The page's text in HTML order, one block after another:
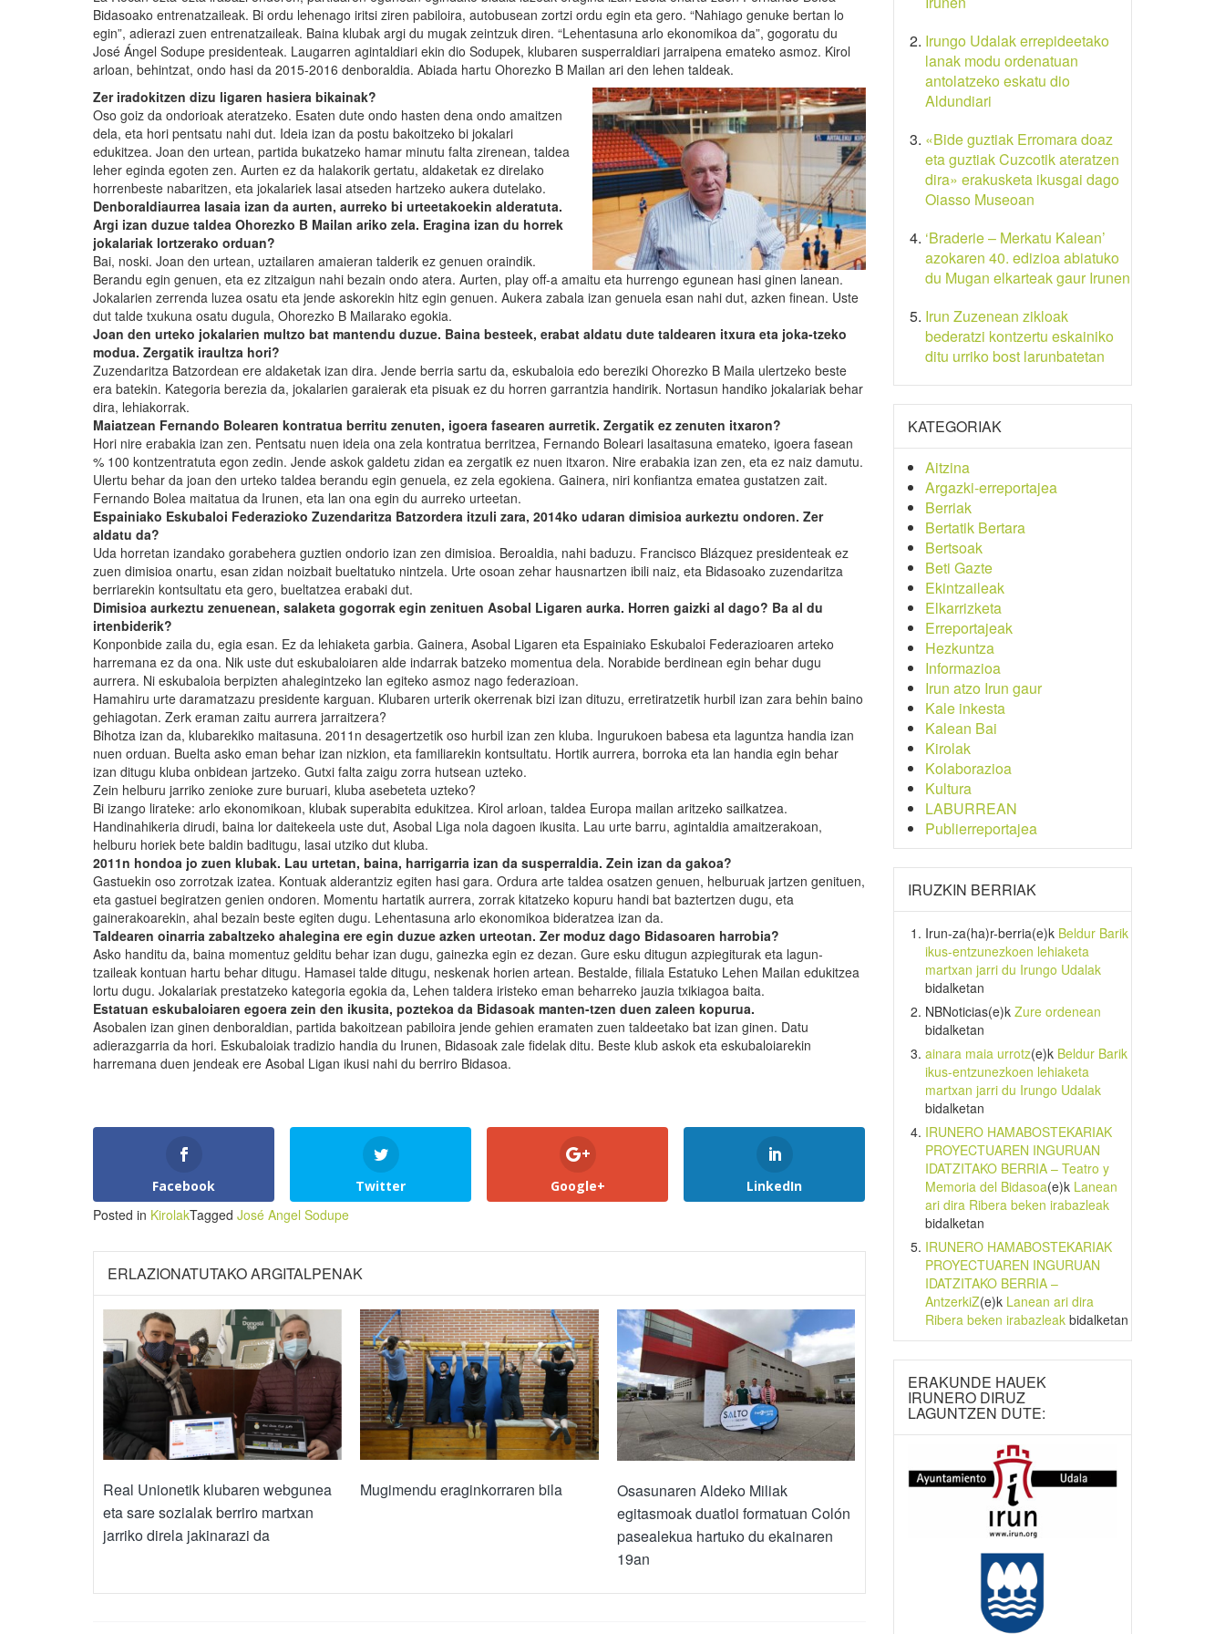
Bidasoako entrenatzaileak. Bi ordu lehenago iritsi ziren pabiloira, autobusean zortzi ordu egin eta gero. “Nahiago genuke bertan lo
egin”, adierazi zuen entrenatzaileak. Baina klubak argi du mugak zeintzuk diren. “Lehentasuna arlo ekonomikoa da”, gogoratu du
José Ángel Sodupe presidenteak. Laugarren agintaldiari ekin dio Sodupek, klubaren susperraldiari jarraipena emateko asmoz. Kirol
arloan, behintzat, ondo hasi da 2015-2016 denboraldia. Abiada hartu Ohorezko B Mailan ari den lehen taldeak.
Zer iradokitzen dizu ligaren hasiera bikainak?
Oso goiz da ondorioak ateratzeko. Esaten dute ondo hasten dena ondo amaitzen
dela, eta hori pentsatu nahi dut. Ideia izan da postu bakoitzeko bi jokalari
edukitzea. Joan den urtean, partida bukatzeko hamar minutu falta zirenean, taldea
leher eginda egoten zen. Aurten ez da halakorik gertatu, aldaketak ez direlako
horrenbeste nabaritzen, eta jokalariek lasai atseden hartzeko aukera dutelako.
Denboraldiaurrea lasaia izan da aurten, aurreko bi urteetakoekin alderatuta.
Argi izan duzue taldea Ohorezko B Mailan ariko zela. Eragina izan du horrek
jokalariak lortzerako orduan?
Bai, noski. Joan den urtean, uztailaren amaieran talderik ez genuen oraindik.
Berandu egin genuen, eta ez zitzaigun nahi bezain ondo atera. Aurten, play off-a amaitu eta hurrengo egunean hasi ginen lanean.
Jokalarien zerrenda luzea osatu eta jende askorekin hitz egin genuen. Aukera zabala izan genuela esan nahi dut, azken finean. Uste
dut talde txukuna osatu dugula, Ohorezko B Mailarako egokia.
Joan den urteko jokalarien multzo bat mantendu duzue. Baina besteek, erabat aldatu dute taldearen itxura eta joka-tzeko
modua. Zergatik iraultza hori?
Zuzendaritza Batzordean ere aldaketak izan dira. Jende berria sartu da, eskubaloia edo bereziki Ohorezko B Maila ulertzeko beste
era batekin. Kategoria berezia da, jokalarien garaierak eta pisuak ez du horren garrantzia handirik. Nortasun handiko jokalariak behar
dira, lehiakorrak.
Maiatzean Fernando Bolearen kontratua berritu zenuten, igoera fasearen aurretik. Zergatik ez zenuten itxaron?
Hori nire erabakia izan zen. Pentsatu nuen ideia ona zela kontratua berritzea, Fernando Boleari lasaitasuna emateko, igoera fasean
% 100 kontzentratuta egon zedin. Jende askok galdetu zidan ea zergatik ez nuen itxaron. Nire erabakia izan zen, eta ez naiz damutu.
Ulertu behar da joan den urteko taldea berandu egin genuela, ez zela egokiena. Gainera, niri konfiantza ematea gustatzen zait.
Fernando Bolea maitatua da Irunen, eta lan ona egin du aurreko urteetan.
Espainiako Eskubaloi Federazioko Zuzendaritza Batzordera itzuli zara, 2014ko udaran dimisioa aurkeztu ondoren. Zer
aldatu da?
Uda horretan izandako gorabehera guztien ondorio izan zen dimisioa. Beroaldia, nahi baduzu. Francisco Blázquez presidenteak ez
zuen dimisioa onartu, esan zidan noizbait bueltatuko nintzela. Urte osoan zehar hausnartzen ibili naiz, eta Bidasoako zuzendaritza
berriarekin kontsultatu eta gero, bueltatzea erabaki dut.
Dimisioa aurkeztu zenuenean, salaketa gogorrak egin zenituen Asobal Ligaren aurka. Horren gaizki al dago? Ba al du
irtenbiderik?
Konponbide zaila du, egia esan. Ez da lehiaketa garbia. Gainera, Asobal Ligaren eta Espainiako Eskubaloi Federazioaren arteko
harremana ez da ona. Nik uste dut eskubaloiaren alde indarrak batzeko momentua dela. Norabide berdinean egin behar dugu
aurrera. Ni eskubaloia berpizten ahalegintzeko lan egiteko asmoz nago federazioan.
Hamahiru urte daramatzazu presidente karguan. Klubaren urterik okerrenak bizi izan dituzu, erretiratzetik hurbil izan zara behin baino
gehiagotan. Zerk eraman zaitu aurrera jarraitzera?
Bihotza izan da, klubarekiko maitasuna. 2011n desagertzetik oso hurbil izan zen kluba. Ingurukoen babesa eta laguntza handia izan
nuen orduan. Buelta asko eman behar izan nizkion, eta familiarekin kontsultatu. Hortik aurrera, borroka eta lan handia egin behar
izan ditugu kluba onbidean jartzeko. Gutxi falta zaigu zorra hutsean uzteko.
Zein helburu jarriko zenioke zure buruari, kluba asebeteta uzteko?
Bi izango lirateke: arlo ekonomikoan, klubak superabita edukitzea. Kirol arloan, taldea Europa mailan aritzeko sailkatzea.
Handinahikeria dirudi, baina lor daitekeela uste dut, Asobal Liga nola dagoen ikusita. Lau urte barru, agintaldia amaitzerakoan,
helburu horiek bete baldin baditugu, lasai utziko dut kluba.
2011n hondoa jo zuen klubak. Lau urtetan, baina, harrigarria izan da susperraldia. Zein izan da gakoa?
Gastuekin oso zorrotzak izatea. Kontuak alderantziz egiten hasi gara. Ordura arte taldea osatzen genuen, helburuak jartzen genituen,
eta gastuei begiratzen genien ondoren. Momentu hartatik aurrera, zorrak kitatzeko kopuru handi bat baztertzen dugu, eta
gainerakoarekin, ahal bezain beste egiten dugu. Lehentasuna arlo ekonomikoa bideratzea izan da.
Taldearen oinarria zabaltzeko ahalegina ere egin duzue azken urteotan. Zer moduz dago Bidasoaren harrobia?
Asko handitu da, baina momentuz gelditu behar izan dugu, gainezka egin ez dezan. Gure esku ditugun azpiegiturak eta lagun-
tzaileak kontuan hartu behar ditugu. Hamasei talde ditugu, neskenak horien artean. Bestalde, filiala Estatuko Lehen Mailan edukitzea
lortu dugu. Jokalariak prestatzeko kategoria egokia da, Lehen taldera iristeko eman beharreko jauzia txikiagoa baita.
Estatuan eskubaloiaren egoera zein den ikusita, poztekoa da Bidasoak manten-tzen duen zaleen kopurua.
Asobalen izan ginen denboraldian, partida bakoitzean pabiloira jende gehien eramaten zuen taldeetako bat izan ginen. Datu
adierazgarria da hori. Eskubaloiak tradizio handia du Irunen, Bidasoak zale fidelak ditu. Beste klub askok eta eskubaloiarekin
harremana duen jendeak ere Asobal Ligan ikusi nahi du berriro Bidasoa.
Facebook Twitter Google+ LinkedIn
Posted in KirolakTagged José Angel Sodupe
ERLAZIONATUTAKO ARGITALPENAK
Real Unionetik klubaren webgunea
eta sare sozialak berriro martxan
jarriko direla jakinarazi da
Mugimendu eraginkorraren bila
Osasunaren Aldeko Miliak
egitasmoak duatloi formatuan Colón
pasealekua hartuko du ekainaren
19an
Irungo Udalak errepideetako
lanak modu ordenatuan
antolatzeko eskatu dio
Aldundiari
«Bide guztiak Erromara doaz
eta guztiak Cuzcotik ateratzen
dira» erakusketa ikusgai dago
Oiasso Museoan
‘Braderie – Merkatu Kalean’
azokaren 40. edizioa abiatuko
du Mugan elkarteak gaur Irunen
Irun Zuzenean zikloak
bederatzi kontzertu eskainiko
ditu urriko bost larunbatetan
KATEGORIAK
Aitzina
Argazki-erreportajea
Berriak
Bertatik Bertara
Bertsoak
Beti Gazte
Ekintzaileak
Elkarrizketa
Erreportajeak
Hezkuntza
Informazioa
Irun atzo Irun gaur
Kale inkesta
Kalean Bai
Kirolak
Kolaborazioa
Kultura
LABURREAN
Publierreportajea
IRUZKIN BERRIAK
Irun-za(ha)r-berria(e)k Beldur Barik
ikus-entzunezkoen lehiaketa
martxan jarri du Irungo Udalak
bidalketan
NBNoticias(e)k Zure ordenean
bidalketan
ainara maia urrotz(e)k Beldur Barik
ikus-entzunezkoen lehiaketa
martxan jarri du Irungo Udalak
bidalketan
IRUNERO HAMABOSTEKARIAK
PROYECTUAREN INGURUAN
IDATZITAKO BERRIA – Teatro y
Memoria del Bidasoa(e)k Lanean
ari dira Ribera beken irabazleak
bidalketan
IRUNERO HAMABOSTEKARIAK
PROYECTUAREN INGURUAN
IDATZITAKO BERRIA –
AntzerkiZ(e)k Lanean ari dira
Ribera beken irabazleakbidalketan
ERAKUNDE HAUEK
IRUNERO DIRUZ
LAGUNTZEN DUTE: